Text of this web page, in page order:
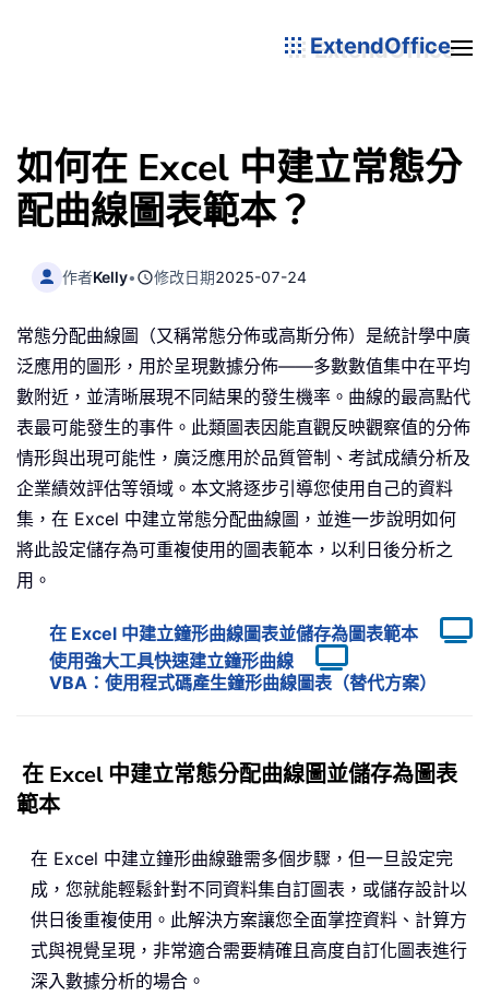
ExtendOffice
如何在 Excel 中建立常態分
配曲線圖表範本？
作者Kelly• 修改日期2025-07-24
常態分配曲線圖（又稱常態分佈或高斯分佈）是統計學中廣
泛應用的圖形，用於呈現數據分佈——多數數值集中在平均
數附近，並清晰展現不同結果的發生機率。曲線的最高點代
表最可能發生的事件。此類圖表因能直觀反映觀察值的分佈
情形與出現可能性，廣泛應用於品質管制、考試成績分析及
企業績效評估等領域。本文將逐步引導您使用自己的資料
集，在 Excel 中建立常態分配曲線圖，並進一步說明如何
將此設定儲存為可重複使用的圖表範本，以利日後分析之
用。
在 Excel 中建立鐘形曲線圖表並儲存為圖表範本
使用強大工具快速建立鐘形曲線
VBA：使用程式碼產生鐘形曲線圖表（替代方案）
在 Excel 中建立常態分配曲線圖並儲存為圖表
範本
在 Excel 中建立鐘形曲線雖需多個步驟，但一旦設定完
成，您就能輕鬆針對不同資料集自訂圖表，或儲存設計以
供日後重複使用。此解決方案讓您全面掌控資料、計算方
式與視覺呈現，非常適合需要精確且高度自訂化圖表進行
深入數據分析的場合。